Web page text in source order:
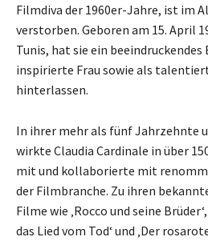
Filmdiva der 1960er-Jahre, ist im
verstorben. Geboren am 15. April
Tunis, hat sie ein beeindruckendes
inspirierte Frau sowie als
hinterlassen.
In ihrer mehr als fünf Jahrzehnte
wirkte Claudia Cardinale in über
mit und kollaborierte mit
der Filmbranche. Zu ihren
Filme wie ‚Rocco und seine
das Lied vom Tod‘ und ‚Der